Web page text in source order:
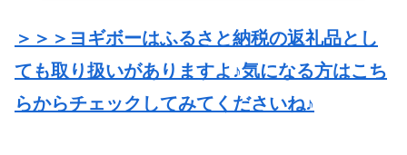
＞＞＞ヨギボーはふるさと納税の返礼品とし
ても取り扱いがありますよ♪気になる方はこち
らからチェックしてみてくださいね♪